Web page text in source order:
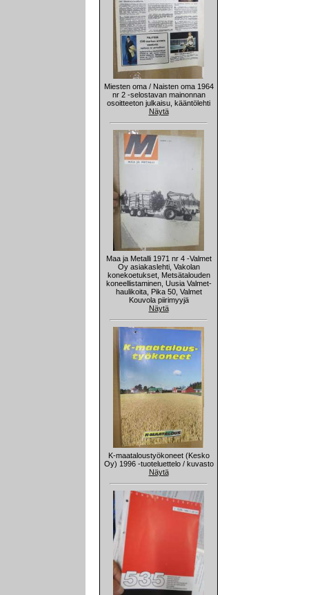
Miesten oma / Naisten oma 1964
nr 2 -selostavan mainonnan
osoitteeton julkaisu, kääntölehti
Näytä
Maa ja Metalli 1971 nr 4 -Valmet
Oy asiakaslehti, Vakolan
konekoetukset, Metsätalouden
koneellistaminen, Uusia Valmet-
haulikoita, Pika 50, Valmet
Kouvola piirimyyjä
Näytä
K-maataloustyökoneet (Kesko
Oy) 1996 -tuoteluettelo / kuvasto
Näytä